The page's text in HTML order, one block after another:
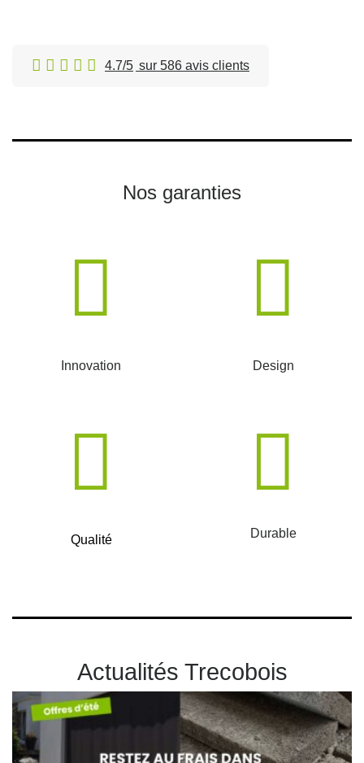
4.7/5 sur 586 avis clients
Nos garanties
Innovation Design
Qualité Durable
Actualités Trecobois